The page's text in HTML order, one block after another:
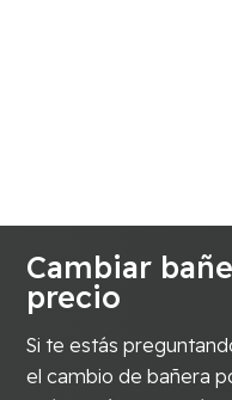
Cambiar
precio
Si te estás
el cambio de bañera